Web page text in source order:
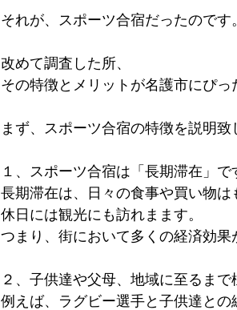
それが、スポーツ合宿だったのです。
改めて調査した所、
その特徴とメリットが名護市にぴっ
まず、スポーツ合宿の特徴を説明致
１、スポーツ合宿は「長期滞在」で
長期滞在は、日々の食事や買い物は
休日には観光にも訪れまます。
つまり、街において多くの経済効果
２、子供達や父母、地域に至るまで
例えば、ラグビー選手と子供達との